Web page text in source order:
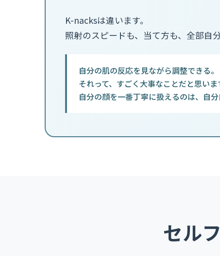
K-nacksは違います。
照射のスピードも、当て方も、全部自
自分の肌の反応を見ながら調整できる。
それって、すごく大事なことだと思いま
自分の顔を一番丁寧に扱えるのは、自分
セル